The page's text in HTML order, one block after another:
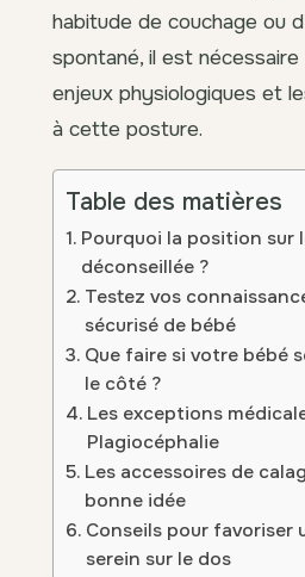
habitude de couchage ou
spontané, il est
enjeux physiologiques et
à cette posture.
Table des matières
Pourquoi la position sur
déconseillée ?
Testez vos
sécurisé de bébé
Que faire si votre bébé
le côté ?
Les exceptions
Plagiocéphalie
Les accessoires de
bonne idée
Conseils pour favoriser
serein sur le dos